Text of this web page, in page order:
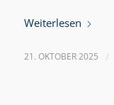
Weiterlesen
21. OKTOBER 2025 /